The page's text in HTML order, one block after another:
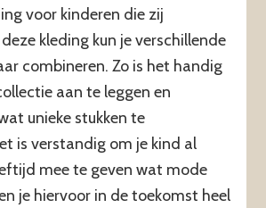
voor kinderen die zij
kleding kun je verschillende
combineren. Zo is het handig
aan te leggen en
unieke stukken te
is verstandig om je kind al
mee te geven wat mode
je hiervoor in de toekomst heel